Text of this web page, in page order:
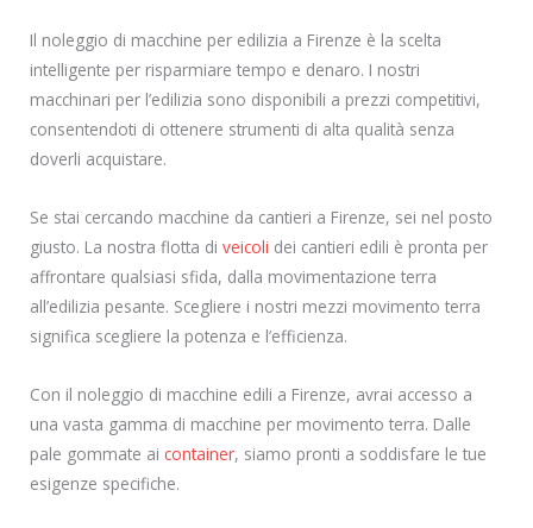
Il noleggio di macchine per edilizia a Firenze è la scelta
intelligente per risparmiare tempo e denaro. I nostri
macchinari per l’edilizia sono disponibili a prezzi competitivi,
consentendoti di ottenere strumenti di alta qualità senza
doverli acquistare.
Se stai cercando macchine da cantieri a Firenze, sei nel posto
giusto. La nostra flotta di veicoli dei cantieri edili è pronta per
affrontare qualsiasi sfida, dalla movimentazione terra
all’edilizia pesante. Scegliere i nostri mezzi movimento terra
significa scegliere la potenza e l’efficienza.
Con il noleggio di macchine edili a Firenze, avrai accesso a
una vasta gamma di macchine per movimento terra. Dalle
pale gommate ai container, siamo pronti a soddisfare le tue
esigenze specifiche.